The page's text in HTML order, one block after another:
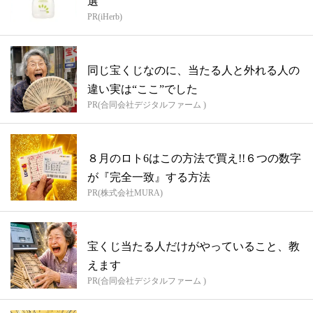
PR(iHerb)
同じ宝くじなのに、当たる人と外れる人の
違い実は“ここ”でした
PR(合同会社デジタルファーム )
８月のロト6はこの方法で買え!!６つの数字
が『完全一致』する方法
PR(株式会社MURA)
宝くじ当たる人だけがやっていること、教
えます
PR(合同会社デジタルファーム )